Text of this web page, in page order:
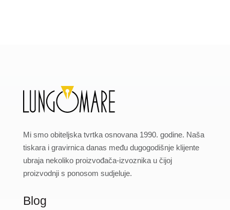
Mi smo obiteljska tvrtka osnovana 1990. godine. Naša
tiskara i gravirnica danas među dugogodišnje klijente
ubraja nekoliko proizvođača-izvoznika u čijoj
proizvodnji s ponosom sudjeluje.
Blog